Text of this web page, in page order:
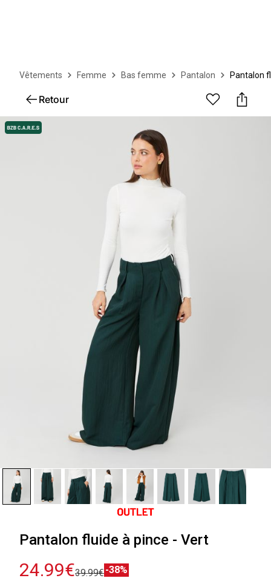
Vêtements Femme Bas femme Pantalon Pantalon
Retour
Pantalon fluide à pince - Vert
24.99€39.99€-38%